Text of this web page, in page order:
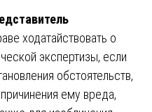
ходатайствовать о
экспертизы, если
обстоятельств,
ему вреда,